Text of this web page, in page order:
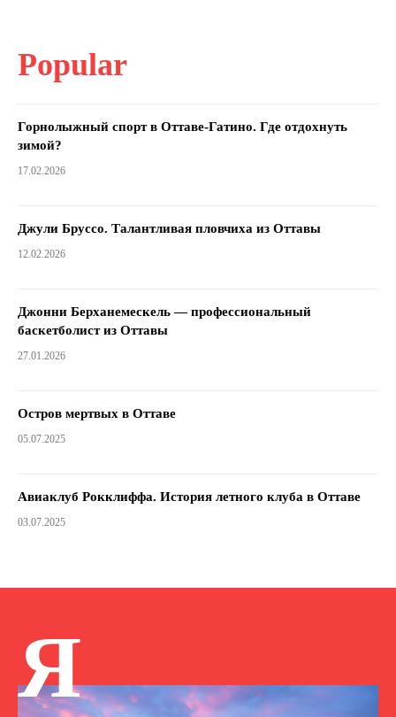
Popular
Горнолыжный спорт в Оттаве-Гатино. Где отдохнуть
зимой?
17.02.2026
Джули Бруссо. Талантливая пловчиха из Оттавы
12.02.2026
Джонни Берханемескель — профессиональный
баскетболист из Оттавы
27.01.2026
Остров мертвых в Оттаве
05.07.2025
Авиаклуб Рокклиффа. История летного клуба в Оттаве
03.07.2025
Я